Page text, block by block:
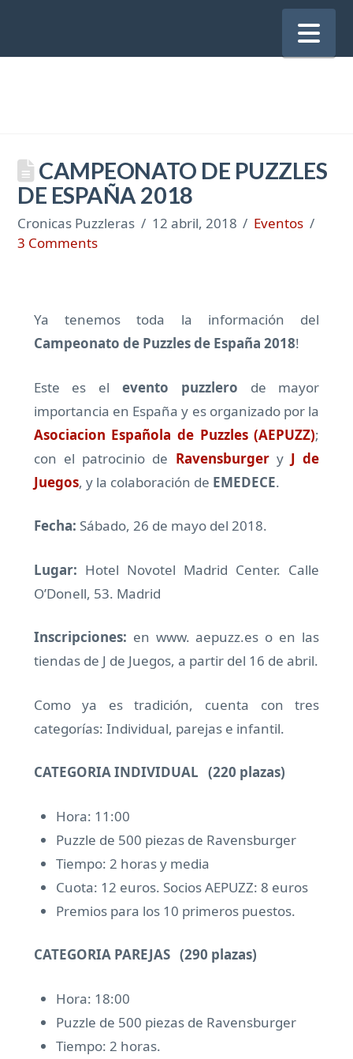
CAMPEONATO DE PUZZLES
DE ESPAÑA 2018
Cronicas Puzzleras 12 abril, 2018
Eventos
3 Comments
Ya tenemos toda la información del
Campeonato de Puzzles de España 2018!
Este es el evento puzzlero de mayor
importancia en España y es organizado por la
Asociacion Española de Puzzles (AEPUZZ);
con el patrocinio de Ravensburgery J de
Juegos, y la colaboración de EMEDECE.
Fecha: Sábado, 26 de mayo del 2018.
Lugar: Hotel Novotel Madrid Center. Calle
O’Donell, 53. Madrid
Inscripciones: en www. aepuzz.es o en las
tiendas de J de Juegos, a partir del 16 de abril.
Como ya es tradición, cuenta con tres
categorías: Individual, parejas e infantil.
CATEGORIA INDIVIDUAL (220 plazas)
Hora: 11:00
Puzzle de 500 piezas de Ravensburger
Tiempo: 2 horas y media
Cuota: 12 euros. Socios AEPUZZ: 8 euros
Premios para los 10 primeros puestos.
CATEGORIA PAREJAS (290 plazas)
Hora: 18:00
Puzzle de 500 piezas de Ravensburger
Tiempo: 2 horas.